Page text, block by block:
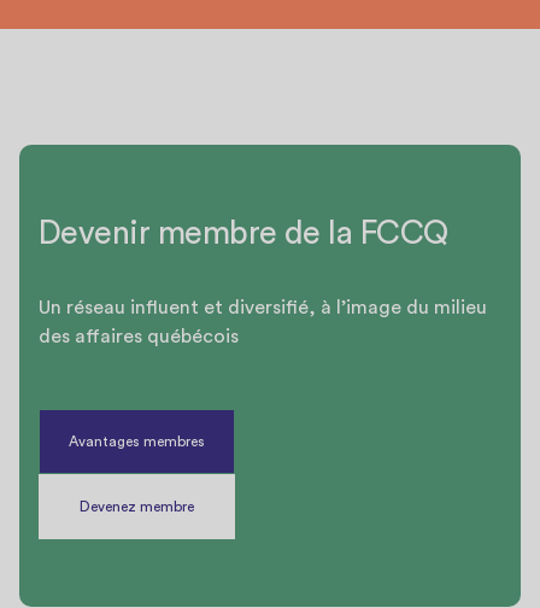
Devenir membre de la FCCQ
Un réseau influent et diversifié, à l’image du milieu
des affaires québécois
Avantages membres
Devenez membre